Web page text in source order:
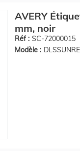
AVERY
mm, noir
Réf : SC-72000015
Modèle :